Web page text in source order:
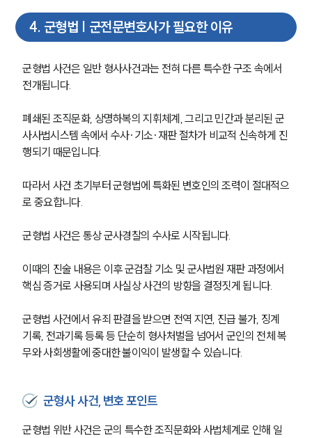
4. 군형법 | 군전문변호사가 필요한 이유
군형법 사건은 일반 형사사건과는 전혀 다른 특수한 구조 속에서
전개됩니다.
폐쇄된 조직문화, 상명하복의 지휘체계, 그리고 민간과 분리된 군
사사법시스템 속에서 수사·기소·재판 절차가 비교적 신속하게 진
행되기 때문입니다.
따라서 사건 초기부터 군형법에 특화된 변호인의 조력이 절대적으
로 중요합니다.
군형법 사건은 통상 군사경찰의 수사로 시작됩니다.
이때의 진술 내용은 이후 군검찰 기소 및 군사법원 재판 과정에서
핵심 증거로 사용되며 사실상 사건의 방향을 결정짓게 됩니다.
군형법 사건에서 유죄 판결을 받으면 전역 지연, 진급 불가, 징계
기록, 전과기록 등록 등 단순히 형사처벌을 넘어서 군인의 전체 복
무와 사회생활에 중대한 불이익이 발생할 수 있습니다.
군형사 사건, 변호 포인트
군형법 위반 사건은 군의 특수한 조직문화와 사법체계로 인해 일